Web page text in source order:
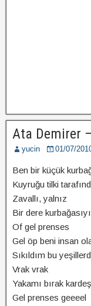
Ata Demirer
yucin 01/07/
Ben bir küçük
Kuyruğu tilki
Zavallı, yalnız
Bir dere
Of gel prenses
Gel öp beni insan
Sıkıldım bu
Vrak vrak
Yakamı bırak
Gel prenses geeeel